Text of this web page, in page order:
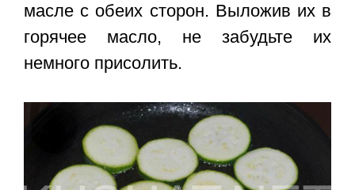
масле с обеих сторон. Выложив их в
горячее масло, не забудьте их
немного присолить.